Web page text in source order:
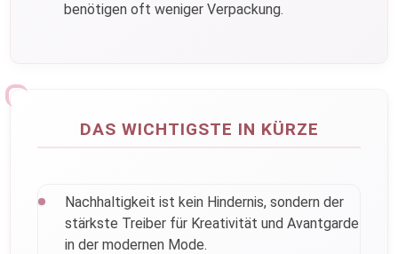
benötigen oft weniger Verpackung.
DAS WICHTIGSTE IN KÜRZE
Nachhaltigkeit ist kein Hindernis, sondern der
stärkste Treiber für Kreativität und Avantgarde
in der modernen Mode.